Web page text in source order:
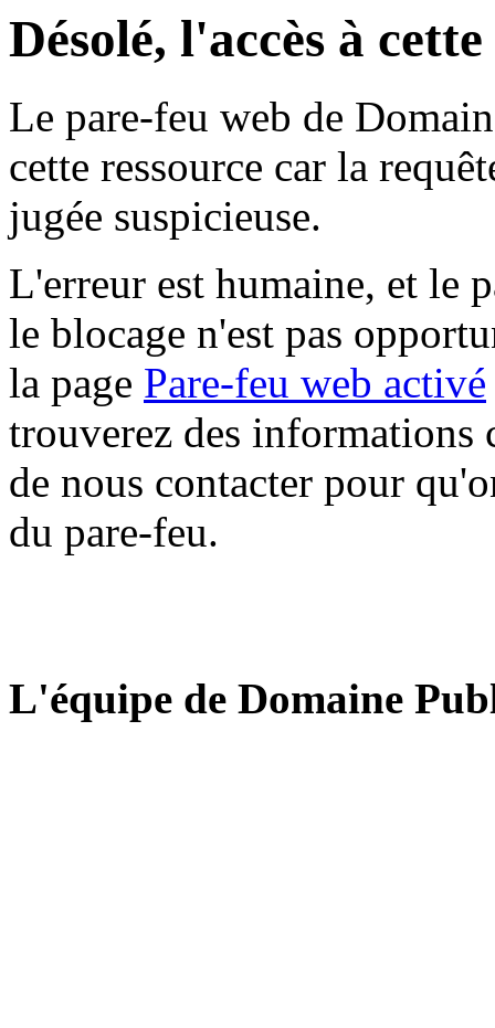
Désolé, l'accès à
Le pare-feu web de
cette ressource car la
jugée suspicieuse.
L'erreur est humaine, et le
le blocage n'est pas
la page Pare-feu web activé
trouverez des informations
de nous contacter pour
du pare-feu.
L'équipe de Domaine